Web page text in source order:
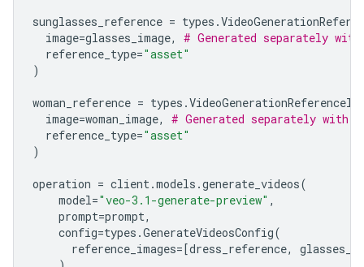
sunglasses_reference = types .
image=glasses_image,
# Generated separately with
reference_type="asset"
)
woman_reference = types .
image=woman_image,
# Generated separately with
reference_type="asset"
)
operation = client.models .generate_videos(
model="veo-3.1-generate-preview" ,
prompt=prompt,
config=types .GenerateVideosConfig(
reference_images=[dress_reference,